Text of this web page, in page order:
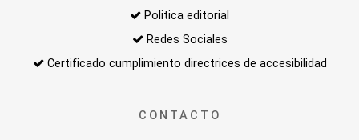
Politica editorial
Redes Sociales
Certificado cumplimiento directrices de accesibilidad
CONTACTO